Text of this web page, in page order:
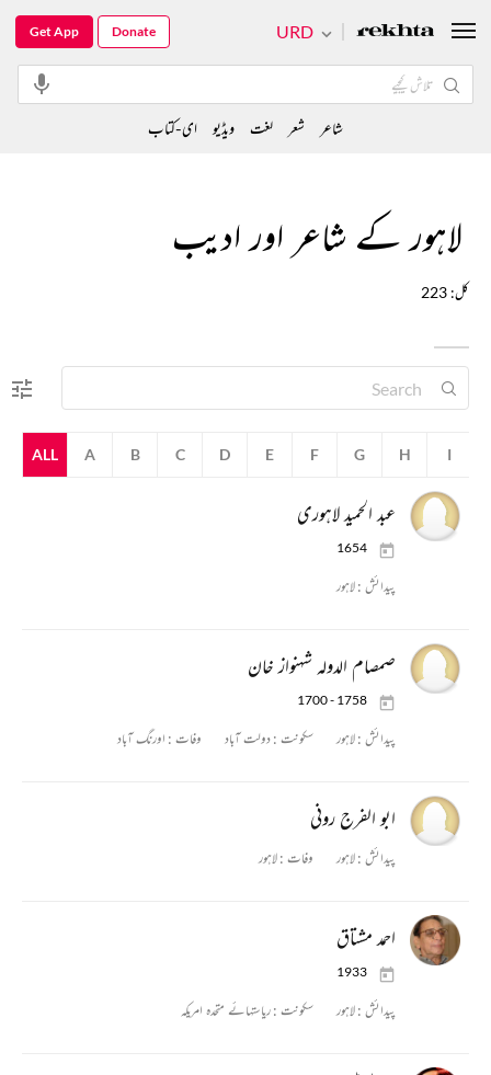
لاہور کے شاعر اور ادیب
کل: 223
ALL A B C D E F G H I
عبد الحمید لاہوری
1654
پیدائش :لاہور
صمصام الدولہ شہنواز خان
1700 - 1758
پیدائش :لاہور سکونت :دولت آباد وفات : اورنگ آباد
ابو الفرج رونی
پیدائش :لاہور وفات :لاہور
احمد مشتاق
1933
پیدائش :لاہور سکونت :ریاستہائے متحدہ امریکہ
URD
Get App Donate
شاعر شعر لغت ویڈیو ای-کتاب